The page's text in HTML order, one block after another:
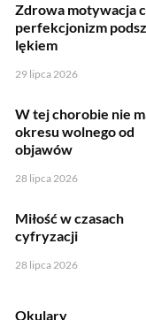
Zdrowa motywacja
perfekcjonizm
lękiem
29 lipca 2026
W tej chorobie nie
okresu wolnego od
objawów
28 lipca 2026
Miłość w czasach
cyfryzacji
28 lipca 2026
Okulary